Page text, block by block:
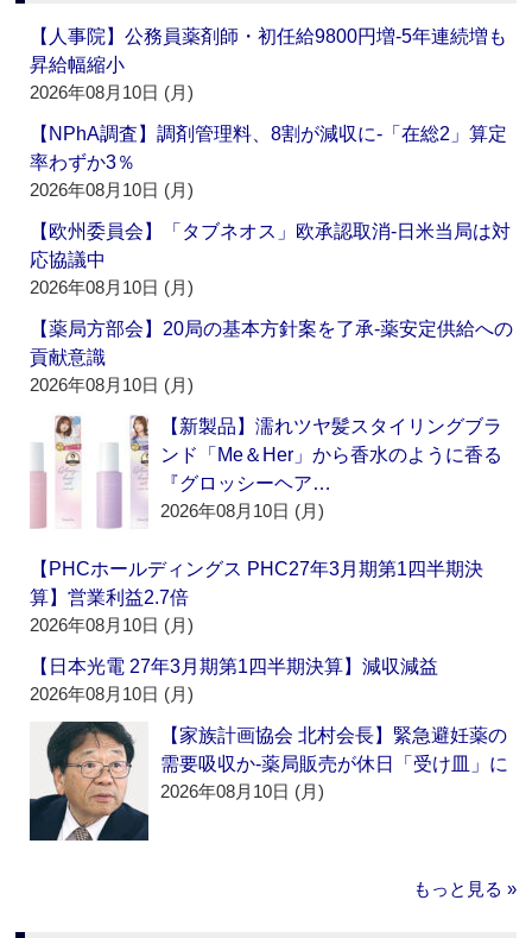
【人事院】公務員薬剤師・初任給9800円増‐5年連続増も
昇給幅縮小
2026年08月10日 (月)
【NPhA調査】調剤管理料、8割が減収に‐「在総2」算定
率わずか3％
2026年08月10日 (月)
【欧州委員会】「タブネオス」欧承認取消‐日米当局は対
応協議中
2026年08月10日 (月)
【薬局方部会】20局の基本方針案を了承‐薬安定供給への
貢献意識
2026年08月10日 (月)
【新製品】濡れツヤ髪スタイリングブラ
ンド「Me＆Her」から香水のように香る
『グロッシーヘア…
2026年08月10日 (月)
【PHCホールディングス PHC27年3月期第1四半期決
算】営業利益2.7倍
2026年08月10日 (月)
【日本光電 27年3月期第1四半期決算】減収減益
2026年08月10日 (月)
【家族計画協会 北村会長】緊急避妊薬の
需要吸収か‐薬局販売が休日「受け皿」に
2026年08月10日 (月)
もっと見る »